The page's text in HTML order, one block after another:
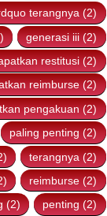
terangnya (2)
generasi iii (2)
restitusi (2)
reimburse (2)
pengakuan (2)
paling penting (2)
terangnya (2)
reimburse (2)
(2)
penting (2)